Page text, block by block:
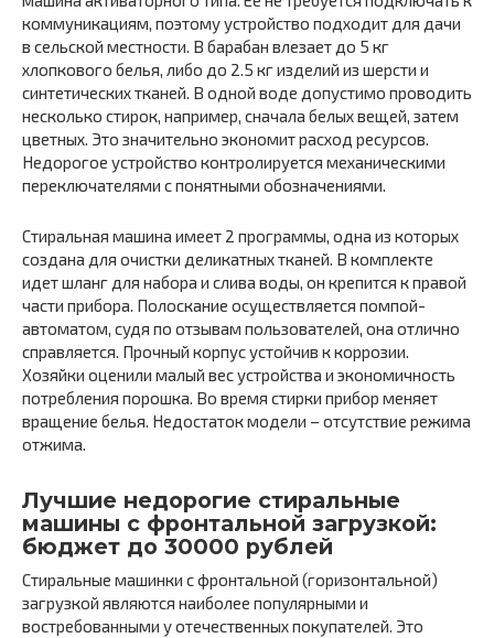
коммуникациям, поэтому устройство подходит для дачи
в сельской местности. В барабан влезает до 5 кг
хлопкового белья, либо до 2.5 кг изделий из шерсти и
синтетических тканей. В одной воде допустимо проводить
несколько стирок, например, сначала белых вещей, затем
цветных. Это значительно экономит расход ресурсов.
Недорогое устройство контролируется механическими
переключателями с понятными обозначениями.
Стиральная машина имеет 2 программы, одна из которых
создана для очистки деликатных тканей. В комплекте
идет шланг для набора и слива воды, он крепится к правой
части прибора. Полоскание осуществляется помпой-
автоматом, судя по отзывам пользователей, она отлично
справляется. Прочный корпус устойчив к коррозии.
Хозяйки оценили малый вес устройства и экономичность
потребления порошка. Во время стирки прибор меняет
вращение белья. Недостаток модели – отсутствие режима
отжима.
Лучшие недорогие стиральные
машины с фронтальной загрузкой:
бюджет до 30000 рублей
Стиральные машинки с фронтальной (горизонтальной)
загрузкой являются наиболее популярными и
востребованными у отечественных покупателей. Это